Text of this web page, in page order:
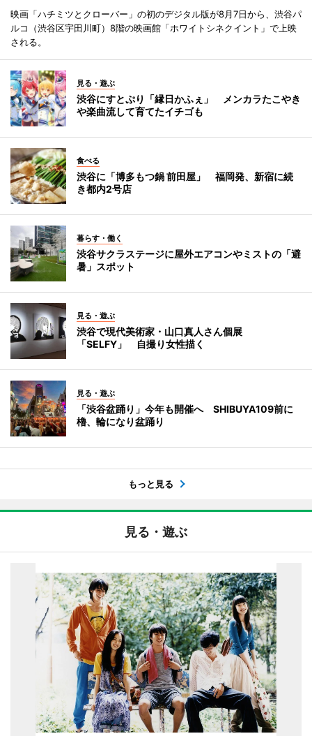
映画「ハチミツとクローバー」の初のデジタル版が8月7日から、渋谷パ
ルコ（渋谷区宇田川町）8階の映画館「ホワイトシネクイント」で上映
される。
見る・遊ぶ
渋谷にすとぷり「縁日かふぇ」 メンカラたこやき
や楽曲流して育てたイチゴも
食べる
渋谷に「博多もつ鍋 前田屋」 福岡発、新宿に続
き都内2号店
暮らす・働く
渋谷サクラステージに屋外エアコンやミストの「避
暑」スポット
見る・遊ぶ
渋谷で現代美術家・山口真人さん個展
「SELFY」 自撮り女性描く
見る・遊ぶ
「渋谷盆踊り」今年も開催へ SHIBUYA109前に
櫓、輪になり盆踊り
もっと見る
見る・遊ぶ